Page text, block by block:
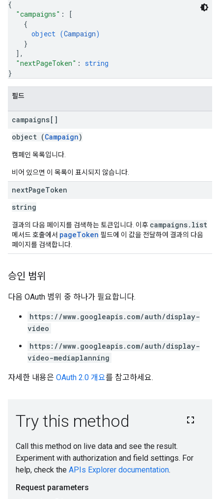
{
"campaigns" :
[
{
object (Campaign)
}
] ,
"nextPageToken" : string
}
필드
campaigns[]
object (Campaign)
캠페인 목록입니다.
비어 있으면 이 목록이 표시되지 않습니다.
nextPageToken
string
결과의 다음 페이지를 검색하는 토큰입니다. 이후 campaigns.list
메서드 호출에서 pageToken 필드에 이 값을 전달하여 결과의 다음
페이지를 검색합니다.
승인 범위
다음 OAuth 범위 중 하나가 필요합니다.
https://www.googleapis.com/auth/display-
video
https://www.googleapis.com/auth/display-
video-mediaplanning
자세한 내용은 OAuth 2.0 개요를 참고하세요.